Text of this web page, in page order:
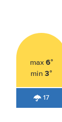
max 6°
min3°
17